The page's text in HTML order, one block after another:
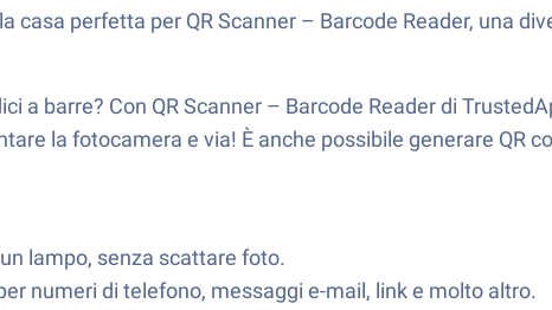
casa perfetta per QR Scanner – Barcode Reader, una
a barre? Con QR Scanner – Barcode Reader di
la fotocamera e via! È anche possibile generare QR
lampo, senza scattare foto.
numeri di telefono, messaggi e-mail, link e molto altro.